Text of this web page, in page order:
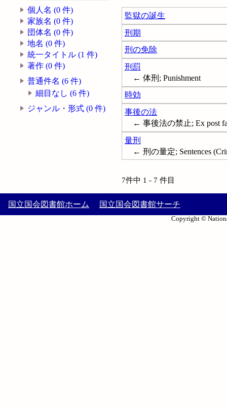
個人名 (0 件)
家族名 (0 件)
団体名 (0 件)
地名 (0 件)
統一タイトル (1 件)
著作 (0 件)
普通件名 (6 件)
細目なし (6 件)
ジャンル・形式 (0 件)
監獄の誕生
刑期
刑の免除
刑罰
← 体刑; Punishment
時効
事後の法
← 事後法の禁止; Ex post
量刑
← 刑の量定; Sentences
7件中 1 - 7 件目
国立国会図書館ホーム 国立国会図書館サーチ
Copyright ©